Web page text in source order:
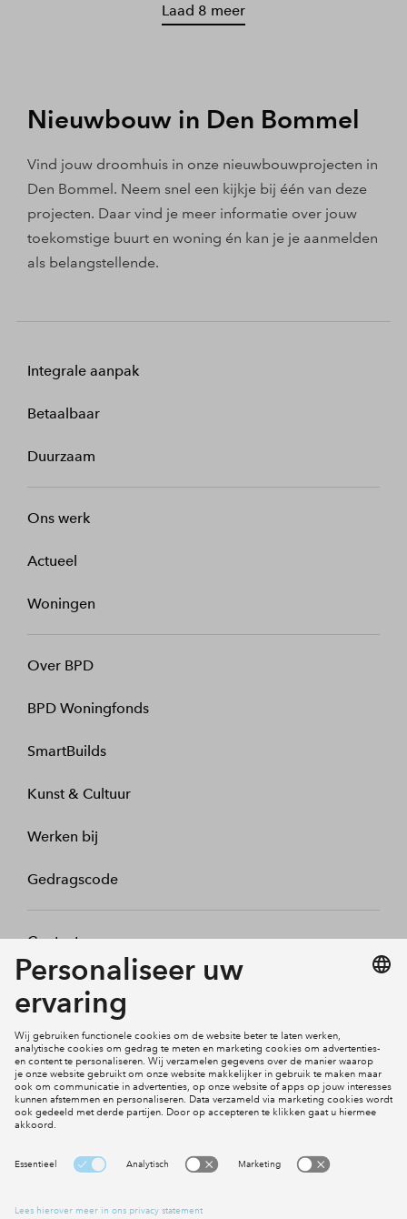
Laad 8 meer
Nieuwbouw in Den Bommel
Vind jouw droomhuis in onze nieuwbouwprojecten in
Den Bommel. Neem snel een kijkje bij één van deze
projecten. Daar vind je meer informatie over jouw
toekomstige buurt en woning én kan je je aanmelden
als belangstellende.
Integrale aanpak
Betaalbaar
Duurzaam
Ons werk
Actueel
Woningen
Over BPD
BPD Woningfonds
SmartBuilds
Kunst & Cultuur
Werken bij
Gedragscode
Contact
Mijn profiel
Social Media
Cookies